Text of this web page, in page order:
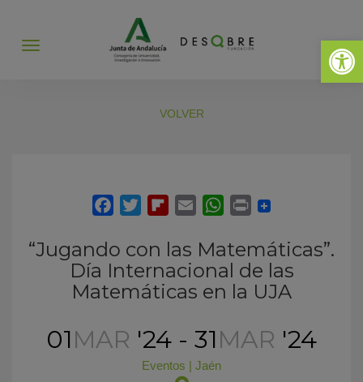
Abrir
Abrir
VOLVER
“Jugando con las Matemáticas”.
Día Internacional de las
Matemáticas en la UJA
01MAR '24 - 31MAR '24
Eventos | Jaén